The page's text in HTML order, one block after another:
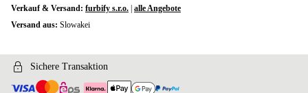
Verkauf & Versand: furbify s.r.o. alle Angebote
Versand aus: Slowakei
Sichere Transaktion